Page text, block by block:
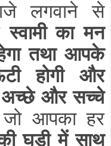
लगवाने से
स्वामी का मन
तथा आपके
होगी और
और सच्चे
आपका हर
घडी में साथ